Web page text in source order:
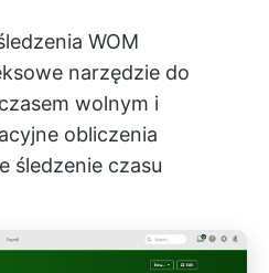
WOM
narzędzie do
wolnym i
obliczenia
śledzenie czasu